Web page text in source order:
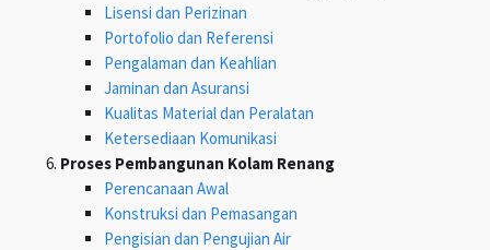
Lisensi dan Perizinan
Portofolio dan Referensi
Pengalaman dan Keahlian
Jaminan dan Asuransi
Kualitas Material dan Peralatan
Ketersediaan Komunikasi
Proses Pembangunan Kolam Renang
Perencanaan Awal
Konstruksi dan Pemasangan
Pengisian dan Pengujian Air